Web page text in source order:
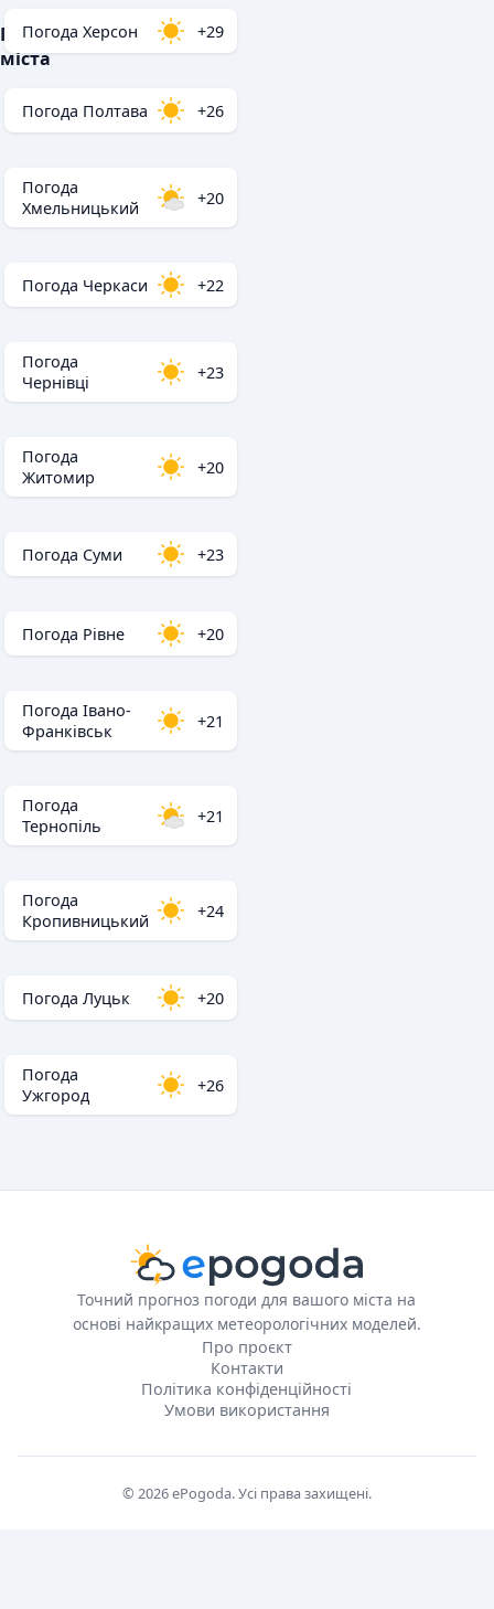
Популярні
міста
Погода Херсон +29
Погода Полтава +26
Погода
Хмельницький
+20
Погода Черкаси +22
Погода
Чернівці
+23
Погода
Житомир
+20
Погода Суми +23
Погода Рівне +20
Погода Івано-
Франківськ
+21
Погода
Тернопіль
+21
Погода
Кропивницький
+24
Погода Луцьк +20
Погода
Ужгород
+26
Точний прогноз погоди для вашого міста на
основі найкращих метеорологічних моделей.
Про проєкт
Контакти
Політика конфіденційності
Умови використання
© 2026 ePogoda. Усі права захищені.